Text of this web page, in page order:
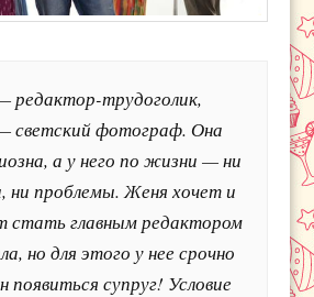
редактор-трудоголик,
светский фотограф. Она
а у него по жизни — ни
ни проблемы. Женя хочет и
главным редактором
но для этого у нее срочно
появиться супруг! Условие